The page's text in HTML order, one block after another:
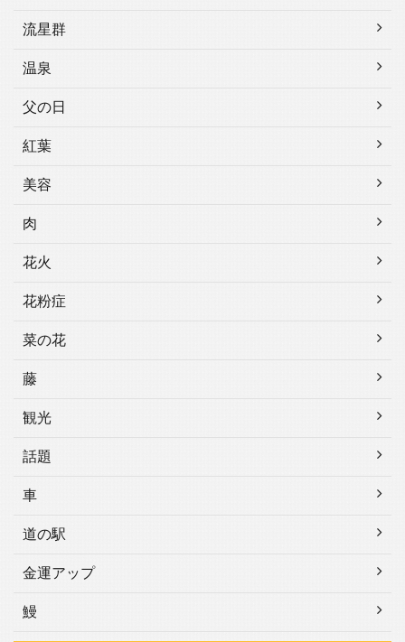
流星群
温泉
父の日
紅葉
美容
肉
花火
花粉症
菜の花
藤
観光
話題
車
道の駅
金運アップ
鰻